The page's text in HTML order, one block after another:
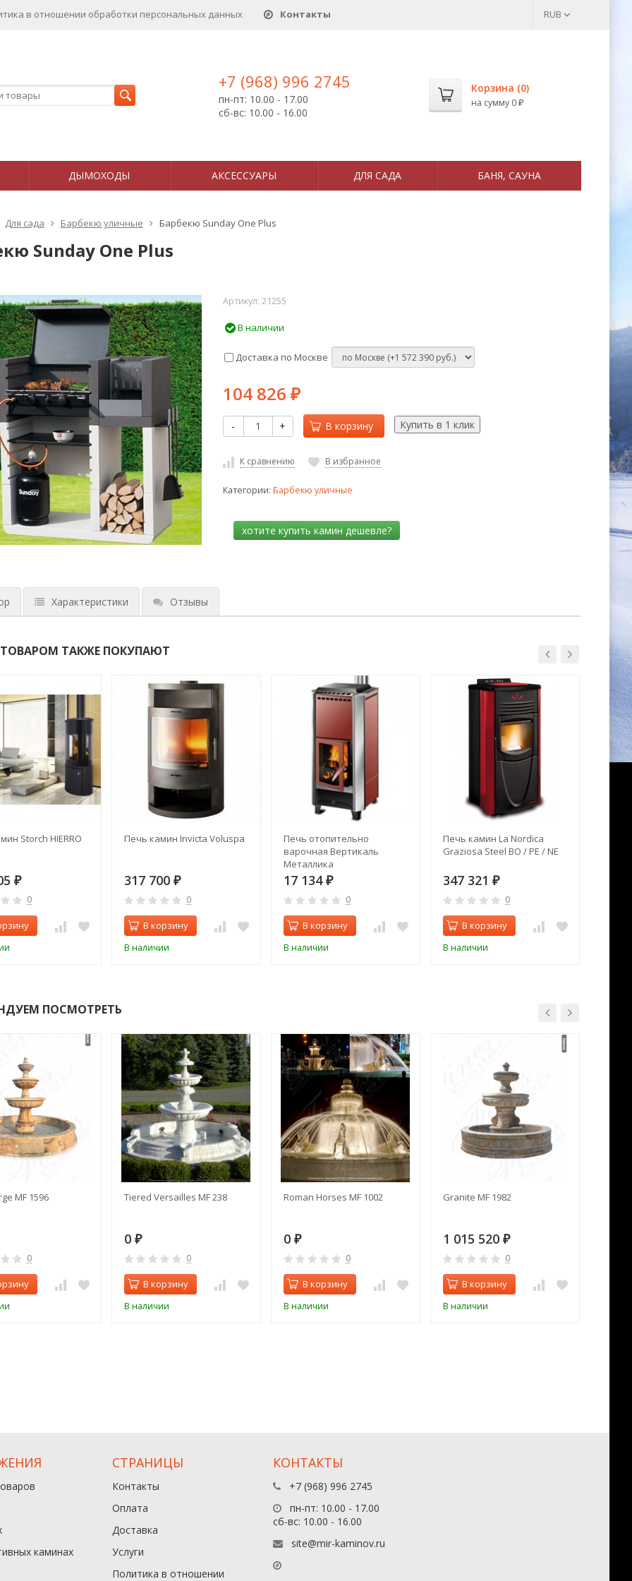
в отношении обработки персональных данныx Контакты RUB
+7 (968) 996 2745
пн-пт: 10.00 - 17.00
сб-вс: 10.00 - 16.00
Корзина (0)
на сумму 0 ₽
ДЫМОХОДЫ АКСЕССУАРЫ ДЛЯ САДА БАНЯ, САУНА
Для сада Барбекю уличные Барбекю Sunday One Plus
Sunday One Plus
Артикул: 21255
В наличии
Доставка по Москве
104 826 ₽
- + В корзину
К сравнению В избранное
Категории: Барбекю уличные
Характеристики Отзывы
ТАКЖЕ ПОКУПАЮТ
Storch HIERRO
₽
0
Печь камин Invicta Voluspa
317 700 ₽
0
В корзину
В наличии
Печь отопительно
варочная Вертикаль
Металлика
17 134 ₽
0
В корзину
В наличии
Печь камин La Nordica
Graziosa Steel BO / PE / NE
347 321 ₽
0
В корзину
В наличии
ПОСМОТРЕТЬ
MF 1596
0
Tiered Versailles MF 238
0 ₽
0
В корзину
В наличии
Roman Horses MF 1002
0 ₽
0
В корзину
В наличии
Granite MF 1982
1 015 520 ₽
0
В корзину
В наличии
каминах
СТРАНИЦЫ
Контакты
Оплата
Доставка
Услуги
Политика в отношении
КОНТАКТЫ
+7 (968) 996 2745
пн-пт: 10.00 - 17.00
сб-вс: 10.00 - 16.00
site@mir-kaminov.ru